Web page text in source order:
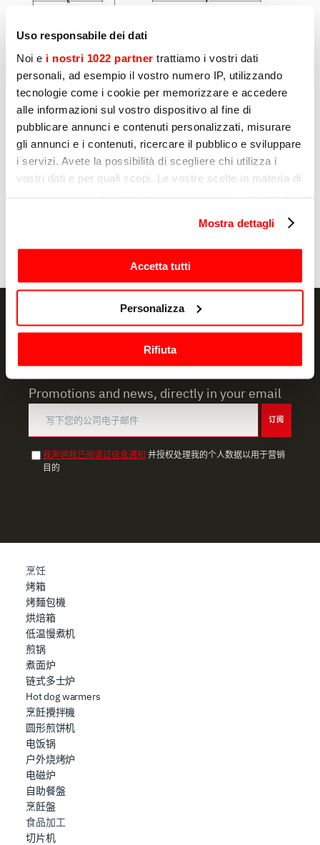
Uso responsabile dei dati
Noi e i nostri 1022 partner trattiamo i vostri dati
personali, ad esempio il vostro numero IP, utilizzando
tecnologie come i cookie per memorizzare e accedere
alle informazioni sul vostro dispositivo al fine di
pubblicare annunci e contenuti personalizzati, misurare
gli annunci e i contenuti, ricercare il pubblico e sviluppare
i servizi. Avete la possibilità di scegliere chi utilizza i
vostri dati e per quali scopi. Le vostre scelte in materia di
modificare o revocare il proprio consenso in qualsiasi
momento dalla Dichiarazione sui cookie o facendo clic
sull'icona di attivazione della privacy.
raccogliere informazioni sulla tua posizione
geografica, con un'approssimazione di qualche
Identificare il tuo dispositivo, scansionandolo
attivamente alla ricerca di caratteristiche specifiche
(impronte digitali).
Approfondisci come vengono elaborati i tuoi dati personali
e imposta le tue preferenze nellasezione dettagli. Puoi
modificare o ritirare il tuo consenso in qualsiasi momento
dalla Dichiarazione sui cookie.
contenuti ed annunci, per fornire funzionalità dei social
inoltre informazioni sul modo in cui l’utente utilizza il
nostro sito con i nostri partner che si occupano di analisi
dei dati web, pubblicità e social media, i quali potrebbero
combinarle con altre informazioni che ha fornito loro o
che hanno raccolto dal suo utilizzo dei loro servizi.
Mostra dettagli
Accetta tutti
Personalizza
Rifiuta
您可能感兴趣的其他产品
页1的8
NEWSLETTER
Promotions and news, directly in your email
订阅
我声明我已阅读过信息通知 并授权处理我的个人数据以用于营销
目的
烹饪
烤箱
烤麵包機
烘焙箱
低温慢煮机
煎锅
煮面炉
链式多士炉
Hot dog warmers
烹飪攪拌機
圆形煎饼机
电饭锅
户外烧烤炉
电磁炉
自助餐盤
烹飪盤
食品加工
切片机